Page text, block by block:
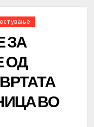
ЗА
ОД
ВО